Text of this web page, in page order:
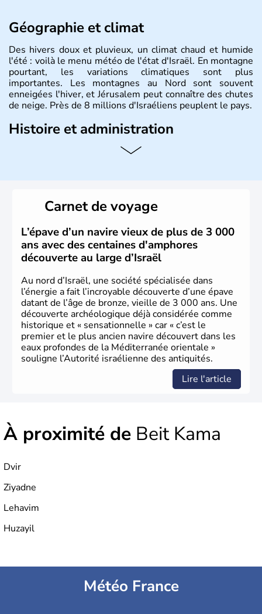
Géographie et climat
Des hivers doux et pluvieux, un climat chaud et humide
l'été : voilà le menu météo de l'état d'Israël. En montagne
pourtant, les variations climatiques sont plus
importantes. Les montagnes au Nord sont souvent
enneigées l'hiver, et Jérusalem peut connaître des chutes
de neige. Près de 8 millions d'Israéliens peuplent le pays.
Histoire et administration
L'Israël est un état de la partie est de la Méditerranée,
vrai essor économique dans le domaine des nouvelles
Carnet de voyage
L’épave d’un navire vieux de plus de 3 000
ans avec des centaines d'amphores
découverte au large d’Israël
Au nord d’Israël, une société spécialisée dans
l’énergie a fait l’incroyable découverte d’une épave
datant de l’âge de bronze, vieille de 3 000 ans. Une
découverte archéologique déjà considérée comme
historique et « sensationnelle » car « c’est le
premier et le plus ancien navire découvert dans les
eaux profondes de la Méditerranée orientale »
souligne l’Autorité israélienne des antiquités.
Lire l'article
À proximité de Beit Kama
Dvir
Ziyadne
Lehavim
Huzayil
Météo France